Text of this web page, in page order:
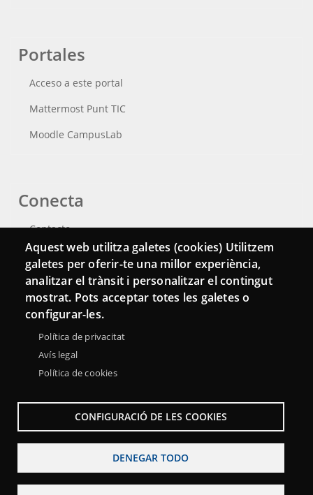
Portales
Acceso a este portal
Mattermost Punt TIC
Moodle CampusLab
Conecta
Contacto
Hemeroteca
Aquest web utilitza galetes (cookies) Utilitzem
galetes per oferir-te una millor experiència,
analitzar el trànsit i personalitzar el contingut
mostrat. Pots acceptar totes les galetes o
configurar-les.
Política de privacitat
Avís legal
Política de cookies
CONFIGURACIÓ DE LES COOKIES
DENEGAR TODO
Menu
Sobre la Red Punt TIC Aviso legal
Accesibilidad